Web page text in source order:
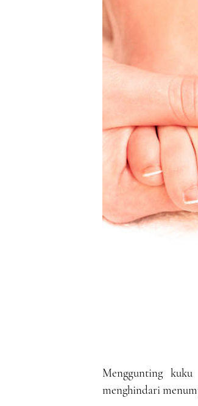
Menggunting
menghindari